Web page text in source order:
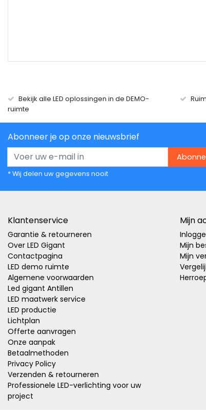
Bekijk alle LED oplossingen in de DEMO-
ruimte
Abonneer je op onze nieuwsbrief
* Wij delen uw gegevens nooit
Klantenservice
Garantie & retourneren
Over LED Gigant
Contactpagina
LED demo ruimte
Algemene voorwaarden
Led gigant Antillen
LED maatwerk service
LED productie
Lichtplan
Offerte aanvragen
Onze aanpak
Betaalmethoden
Privacy Policy
Verzenden & retourneren
Professionele LED-verlichting voor uw
project
Mijn
Mijn
Mijn